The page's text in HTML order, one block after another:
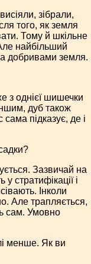
зібрали,
того, як земля
Тому й шкільне
найбільший
добривами земля.
з однієї шишечки
дуб також
підказує, де і
Зазвичай на
стратифікації і
Інколи
Але трапляється,
сам. Умовно
менше. Як ви